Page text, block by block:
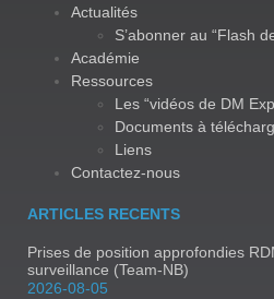
Actualités
S’abonner au “Flash
Académie
Ressources
Les “vidéos de DM
Documents à
Liens
Contactez-nous
ARTICLES RECENTS
Prises de position approfondies
surveillance (Team-NB)
2026-08-05